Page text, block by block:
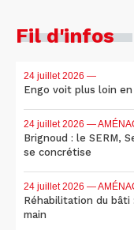
Fil d'infos
24 juillet 2026 —
Engo voit plus loin
24 juillet 2026 —
Brignoud : le SERM,
se concrétise
24 juillet 2026 —
Réhabilitation du
main